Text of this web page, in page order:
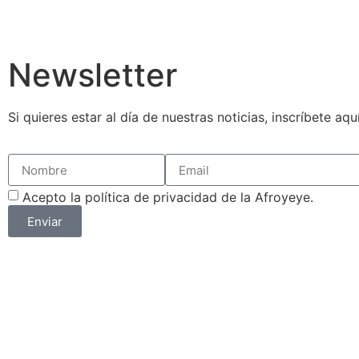
Newsletter
Si quieres estar al día de nuestras noticias, inscríbete
Acepto la política de privacidad de la Afroyeye.
Enviar